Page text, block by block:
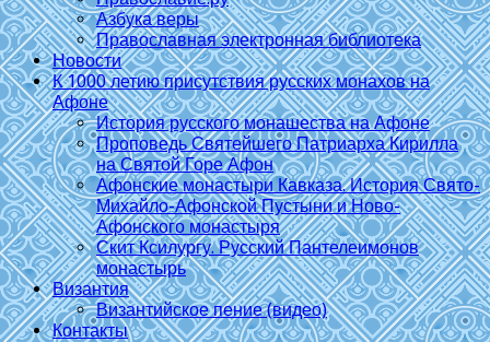
Азбука веры
Православная электронная библиотека
Новости
К 1000 летию присутствия русских монахов на
Афоне
История русского монашества на Афоне
Проповедь Святейшего Патриарха Кирилла
на Святой Горе Афон
Афонские монастыри Кавказа. История Свято-
Михайло-Афонской Пустыни и Ново-
Афонского монастыря
Скит Ксилургу. Русский Пантелеимонов
монастырь
Византия
Византийское пение (видео)
Контакты